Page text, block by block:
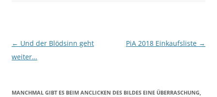
Beitragsnavigation
← Und der Blödsinn geht
weiter…
PiA 2018 Einkaufsliste →
MANCHMAL GIBT ES BEIM ANCLICKEN DES BILDES EINE ÜBERRASCHUNG,